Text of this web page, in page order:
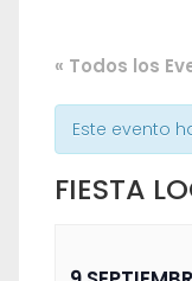
« Todos los
Este evento
FIESTA